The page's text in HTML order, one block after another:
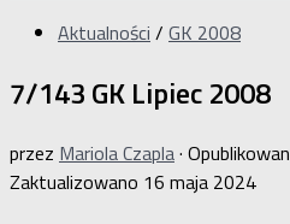
Aktualności / GK 2008
7/143 GK Lipiec 2008
przez Mariola Czapla·
Zaktualizowano 16 maja 2024